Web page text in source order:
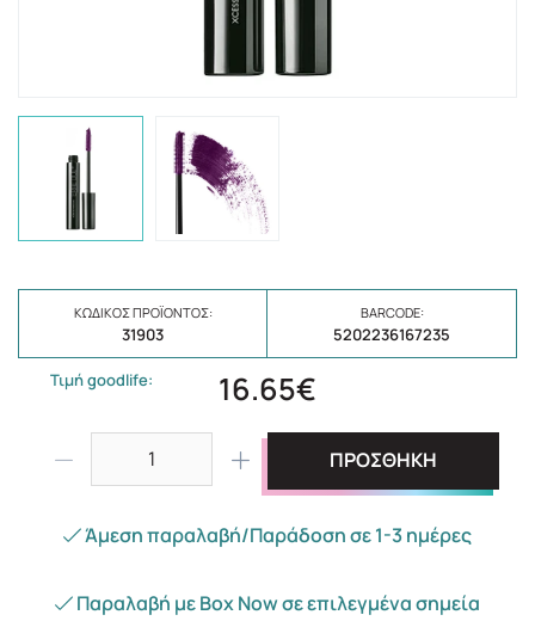
ΚΩΔΙΚΌΣ ΠΡΟΪΌΝΤΟΣ:
31903
BARCODE:
5202236167235
Τιμή goodlife: 16.65€
ΠΡΟΣΘΗΚΗ
Άμεση παραλαβή/Παράδοση σε 1-3 ημέρες
Παραλαβή με Box Now σε επιλεγμένα σημεία